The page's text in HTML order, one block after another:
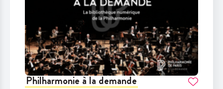
Philharmonie à la demande